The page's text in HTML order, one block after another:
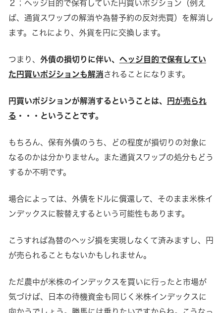
２；ヘッジ目的で保有していた円買いポジション（例え
ば、通貨スワップの解消や為替予約の反対売買）を解消し
ます。これにより、外貨を円に交換します。
つまり、 外債の損切りに伴い、 ヘッジ目的で保有してい
た円買いポジションも解消されることになります。
円買いポジションが解消するということは、 円が売られ
る ・・・ということです。
もちろん、保有外債のうち、どの程度が損切りの対象に
なるのかは分かりません。また通貨スワップの処分もどう
するか不明です。
場合によっては、外債をドルに償還して、そのまま米株イ
ンデックスに鞍替えするという可能性もあります。
こうすれば為替のヘッジ損を実現しなくて済みますし、円
が売られることもないかもしれません。
ただ農中が米株のインデックスを買いに行ったと市場が
気づけば、日本の待機資金も同じく米株インデックスに